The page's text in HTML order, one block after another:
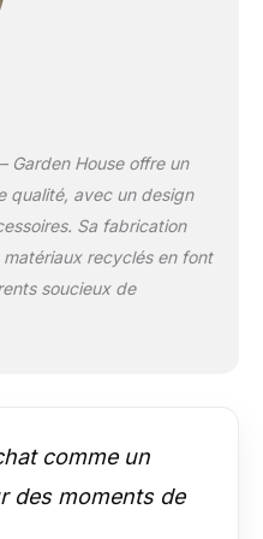
de main grâce
divers supports
sont
les
de jeu : 3
(pelle, râteau,
6 pots, 1
à la craie)
jardinier
Garden House offre un
qualité, avec un design
Sa fabrication
recyclés en font
soucieux de
comme un
des moments de